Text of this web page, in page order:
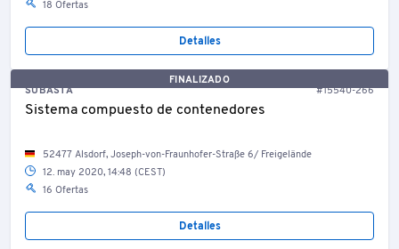
18 Ofertas
Detalles
FINALIZADO
SUBASTA
#15540-266
Sistema compuesto de contenedores
52477 Alsdorf, Joseph-von-Fraunhofer-Straße 6/ Freigelände
12. may 2020, 14:48 (CEST)
16 Ofertas
Detalles